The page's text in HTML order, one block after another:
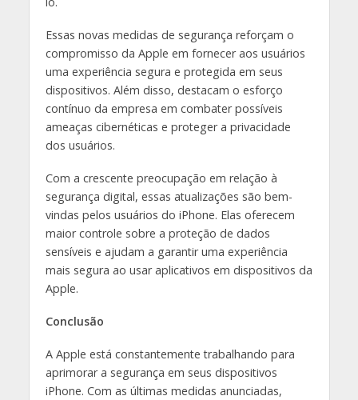
Essas novas medidas de segurança reforçam o
compromisso da Apple em fornecer aos usuários
uma experiência segura e protegida em seus
dispositivos. Além disso, destacam o esforço
contínuo da empresa em combater possíveis
ameaças cibernéticas e proteger a privacidade
dos usuários.
Com a crescente preocupação em relação à
segurança digital, essas atualizações são bem-
vindas pelos usuários do iPhone. Elas oferecem
maior controle sobre a proteção de dados
sensíveis e ajudam a garantir uma experiência
mais segura ao usar aplicativos em dispositivos da
Apple.
Conclusão
A Apple está constantemente trabalhando para
aprimorar a segurança em seus dispositivos
iPhone. Com as últimas medidas anunciadas,